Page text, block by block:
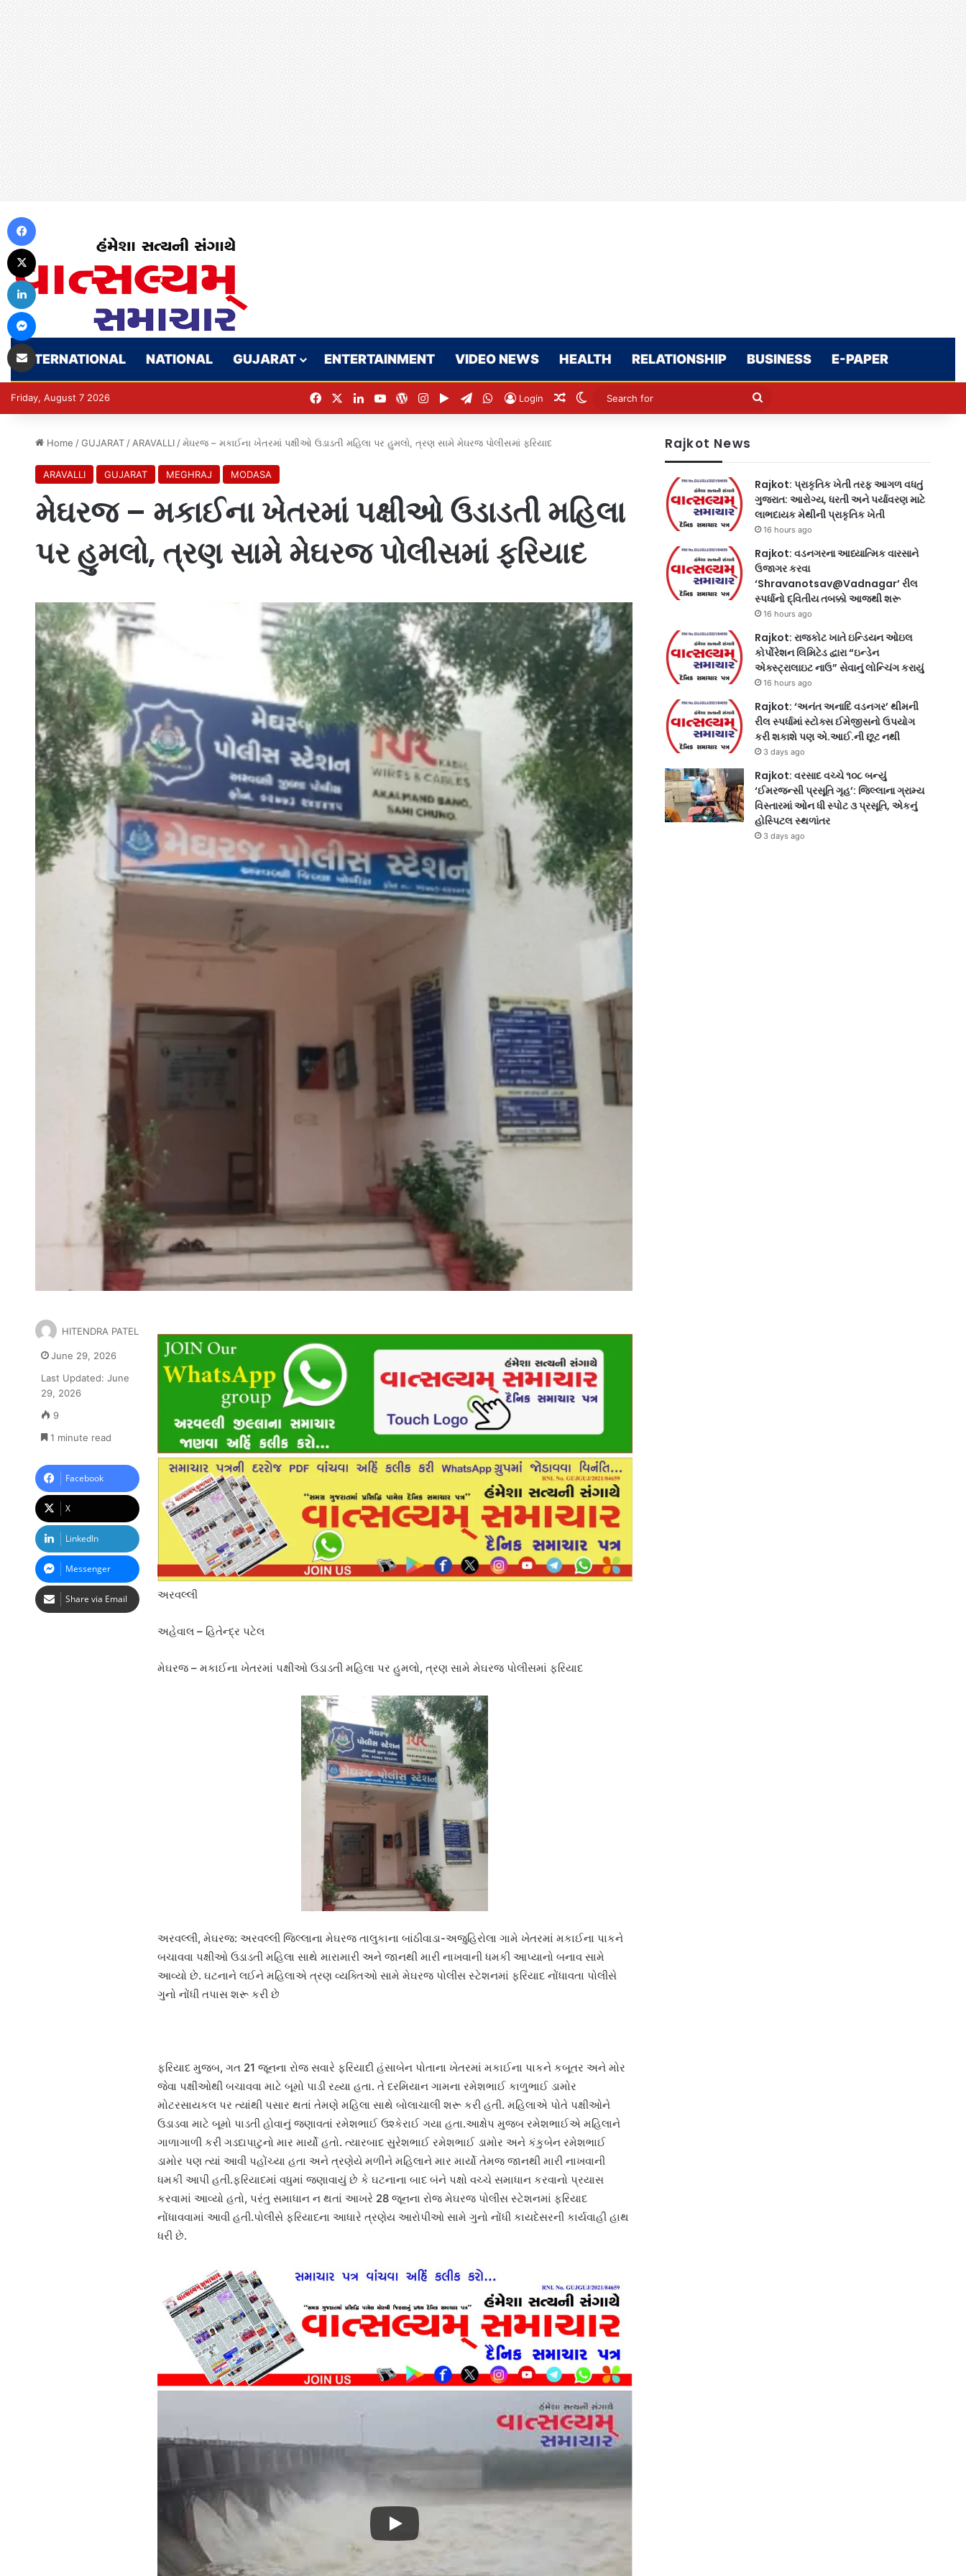
INTERNATIONAL NATIONAL GUJARAT ENTERTAINMENT VIDEO NEWS HEALTH RELATIONSHIP BUSINESS E-PAPER
Friday, August 7 2026 FacebookLinkedInYouTubeWordPress
Instagram
Google Play
Telegram
WhatsApp
Login Random Article
Switch skin
Search
Home / GUJARAT / ARAVALLI / મેઘરજ – મકાઈના ખેતરમાં પક્ષીઓ ઉડાડતી મહિલા પર હુમલો, ત્રણ સામે મેઘરજ પોલીસમાં ફરિયાદ
ARAVALLI GUJARAT MEGHRAJ MODASA
મેઘરજ – મકાઈના ખેતરમાં પક્ષીઓ ઉડાડતી મહિલા
પર હુમલો, ત્રણ સામે મેઘરજ પોલીસમાં ફરિયાદ
અરવલ્લી
અહેવાલ – હિતેન્દ્ર પટેલ
મેઘરજ – મકાઈના ખેતરમાં પક્ષીઓ ઉડાડતી મહિલા પર હુમલો, ત્રણ સામે મેઘરજ પોલીસમાં ફરિયાદ
અરવલ્લી, મેઘરજ: અરવલ્લી જિલ્લાના મેઘરજ તાલુકાના બાંઠીવાડા-અજુહિરોલા ગામે ખેતરમાં મકાઈના પાકને
બચાવવા પક્ષીઓ ઉડાડતી મહિલા સાથે મારામારી અને જાનથી મારી નાખવાની ધમકી આપ્યાનો બનાવ સામે
આવ્યો છે. ઘટનાને લઈને મહિલાએ ત્રણ વ્યક્તિઓ સામે મેઘરજ પોલીસ સ્ટેશનમાં ફરિયાદ નોંધાવતા પોલીસે
ગુનો નોંધી તપાસ શરૂ કરી છે
ફરિયાદ મુજબ, ગત 21 જૂનના રોજ સવારે ફરિયાદી હંસાબેન પોતાના ખેતરમાં મકાઈના પાકને કબૂતર અને મોર
જેવા પક્ષીઓથી બચાવવા માટે બૂમો પાડી રહ્યા હતા. તે દરમિયાન ગામના રમેશભાઈ કાળુભાઈ ડામોર
મોટરસાયકલ પર ત્યાંથી પસાર થતાં તેમણે મહિલા સાથે બોલાચાલી શરૂ કરી હતી. મહિલાએ પોતે પક્ષીઓને
ઉડાડવા માટે બૂમો પાડતી હોવાનું જણાવતાં રમેશભાઈ ઉશ્કેરાઈ ગયા હતા.આક્ષેપ મુજબ રમેશભાઈએ મહિલાને
ગાળાગાળી કરી ગડદાપાટુનો માર માર્યો હતો. ત્યારબાદ સુરેશભાઈ રમેશભાઈ ડામોર અને કંકુબેન રમેશભાઈ
ડામોર પણ ત્યાં આવી પહોંચ્યા હતા અને ત્રણેયે મળીને મહિલાને માર માર્યો તેમજ જાનથી મારી નાખવાની
ધમકી આપી હતી.ફરિયાદમાં વધુમાં જણાવાયું છે કે ઘટનાના બાદ બંને પક્ષો વચ્ચે સમાધાન કરવાનો પ્રયાસ
કરવામાં આવ્યો હતો, પરંતુ સમાધાન ન થતાં આખરે 28 જૂનના રોજ મેઘરજ પોલીસ સ્ટેશનમાં ફરિયાદ
નોંધાવવામાં આવી હતી.પોલીસે ફરિયાદના આધારે ત્રણેય આરોપીઓ સામે ગુનો નોંધી કાયદેસરની કાર્યવાહી હાથ
ધરી છે.
HITENDRA PATEL
June 29, 2026
Last Updated: June
29, 2026
9
1 minute read
Facebook
X
LinkedIn
Messenger
Share via Email
Rajkot News
Rajkot: પ્રાકૃતિક ખેતી તરફ આગળ વધતું
ગુજરાત: આરોગ્ય, ધરતી અને પર્યાવરણ માટે
લાભદાયક મેથીની પ્રાકૃતિક ખેતી
16 hours ago
Rajkot: વડનગરના આધ્યાત્મિક વારસાને
ઉજાગર કરવા
‘Shravanotsav@Vadnagar’ રીલ
સ્પર્ધાનો દ્વિતીય તબક્કો આજથી શરૂ
16 hours ago
Rajkot: રાજકોટ ખાતે ઇન્ડિયન ઓઇલ
કોર્પોરેશન લિમિટેડ દ્વારા “ઇન્ડેન
એક્સ્ટ્રાલાઇટ નાઉ” સેવાનું લોન્ચિંગ કરાયું
16 hours ago
Rajkot: ‘અનંત અનાદિ વડનગર’ થીમની
રીલ સ્પર્ધામાં સ્ટોક્સ ઈમેજીસનો ઉપયોગ
કરી શકાશે પણ એ.આઈ.ની છૂટ નથી
3 days ago
Rajkot: વરસાદ વચ્ચે ૧૦૮ બન્યું
‘ઈમરજન્સી પ્રસૂતિ ગૃહ’: જિલ્લાના ગ્રામ્ય
વિસ્તારમાં ઓન ધી સ્પોટ ૩ પ્રસૂતિ, એકનું
હોસ્પિટલ સ્થળાંતર
3 days ago
LinkedIn